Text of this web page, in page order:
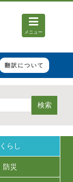
メニュー
翻訳について
検索
くらし
防災